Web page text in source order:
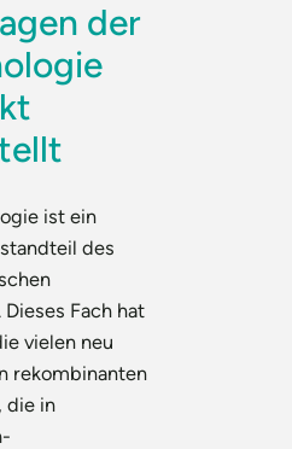
der
ist ein
des
Fach hat
vielen neu
rekombinanten
die in